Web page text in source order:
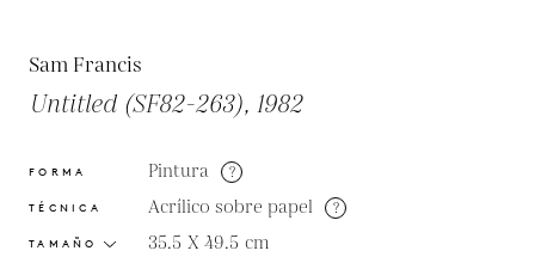
Sam Francis
Untitled (SF82-263), 1982
FORMA Pintura ?
TÉCNICA Acrílico sobre papel ?
TAMAÑO 35.5 X 49.5 cm